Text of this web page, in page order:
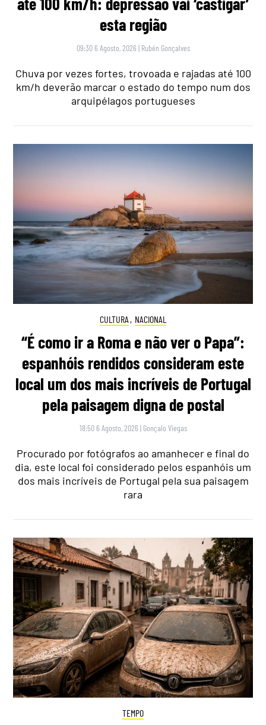
esta região
09:30 6 Agosto, 2026 | Rubén Gonçalves
Chuva por vezes fortes, trovoada e rajadas até 100
km/h deverão marcar o estado do tempo num dos
arquipélagos portugueses
CULTURA , NACIONAL
“É como ir a Roma e não ver o Papa”:
espanhóis rendidos consideram este
local um dos mais incríveis de Portugal
pela paisagem digna de postal
18:50 6 Agosto, 2026 | Gonçalo Viegas
Procurado por fotógrafos ao amanhecer e final do
dia, este local foi considerado pelos espanhóis um
dos mais incríveis de Portugal pela sua paisagem
rara
TEMPO